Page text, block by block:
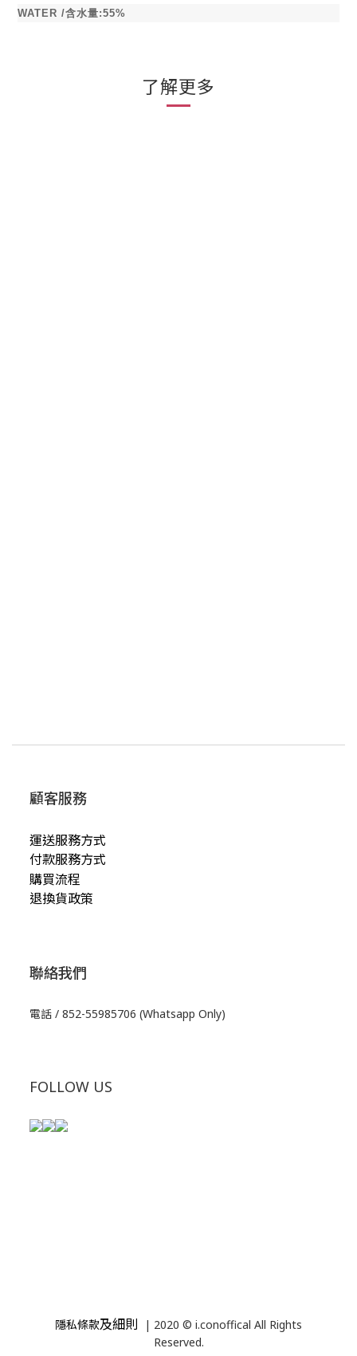
WATER /含水量:55%
了解更多
顧客服務
運送服務方式
付款服務方式
購買流程
退換貨政策
聯絡我們
電話 / 852-55985706 (Whatsapp Only)
FOLLOW US
隱私條款及細則
| 2020 © i.conoffical All Rights
Reserved.